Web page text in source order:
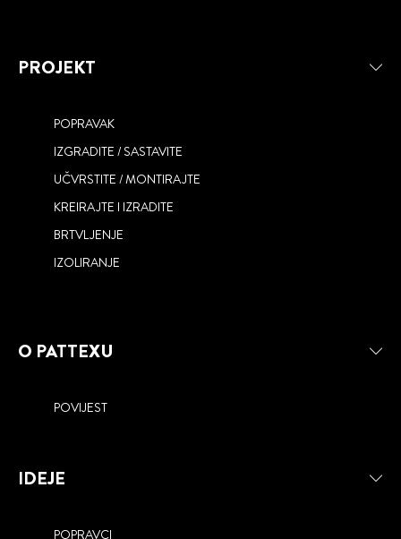
PU PJENE PATTEX
ONE FOR ALL
PROJEKT
POPRAVAK
IZGRADITE / SASTAVITE
UČVRSTITE / MONTIRAJTE
KREIRAJTE I IZRADITE
BRTVLJENJE
IZOLIRANJE
O PATTEXU
POVIJEST
IDEJE
POPRAVCI